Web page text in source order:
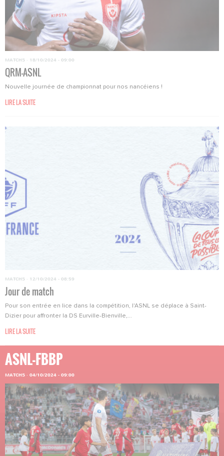
MATCHS · 18/10/2024 - 09:00
QRM-ASNL
Nouvelle journée de championnat pour nos nancéiens !
LIRE LA SUITE
MATCHS · 12/10/2024 - 08:59
Jour de match
Pour son entrée en lice dans la compétition, l'ASNL se déplace à Saint-
Dizier pour affronter la DS Eurville-Bienville,...
LIRE LA SUITE
ASNL-FBBP
MATCHS · 04/10/2024 - 09:00